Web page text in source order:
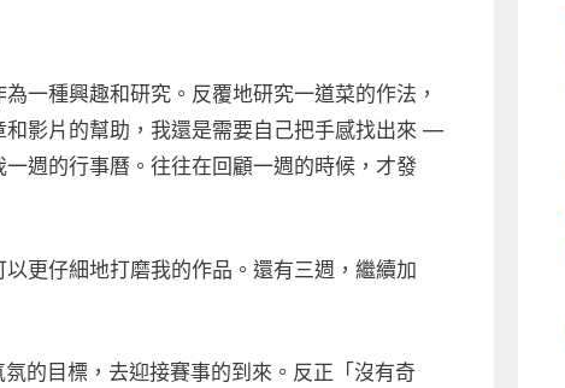
一種興趣和研究。反覆地研究一道菜的作法，
影片的幫助，我還是需要自己把手感找出來 —
週的行事曆。往往在回顧一週的時候，才發
更仔細地打磨我的作品。還有三週，繼續加
的目標，去迎接賽事的到來。反正「沒有奇